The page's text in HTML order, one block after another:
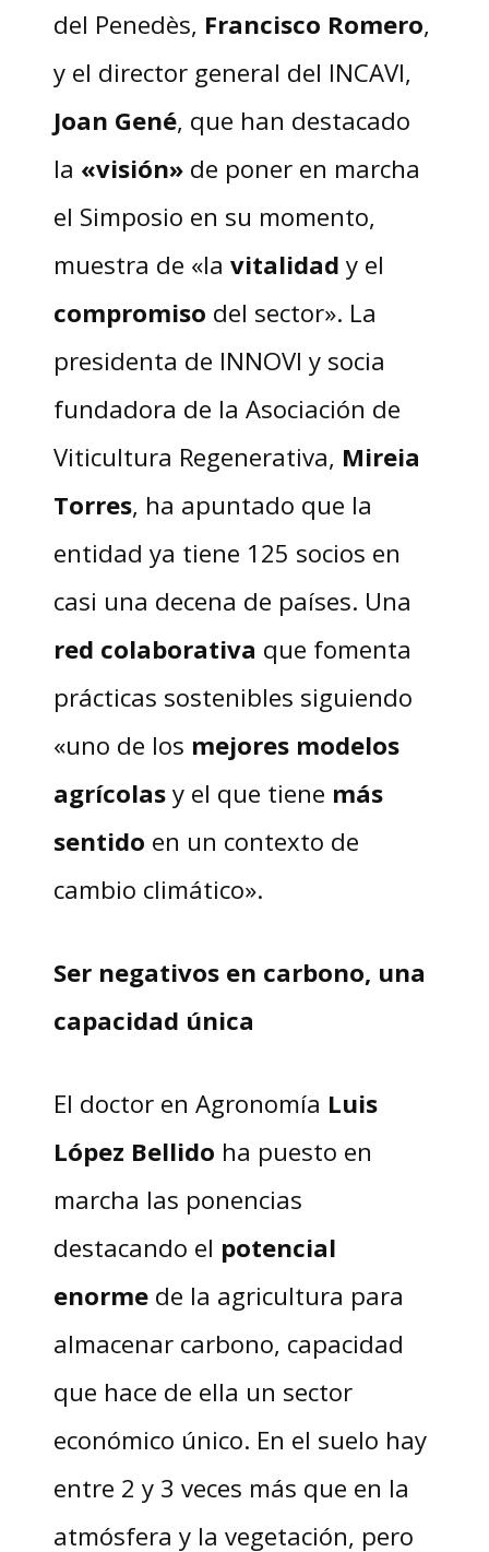
del Penedès, Francisco Romero,
y el director general del INCAVI,
Joan Gené, que han destacado
la «visión» de poner en marcha
el Simposio en su momento,
muestra de «la vitalidad y el
compromiso del sector». La
presidenta de INNOVI y socia
fundadora de la Asociación de
Viticultura Regenerativa, Mireia
Torres, ha apuntado que la
entidad ya tiene 125 socios en
casi una decena de países. Una
red colaborativa que fomenta
prácticas sostenibles siguiendo
«uno de los mejores modelos
agrícolas y el que tiene más
sentido en un contexto de
cambio climático».
Ser negativos en carbono, una
capacidad única
El doctor en Agronomía Luis
López Bellido ha puesto en
marcha las ponencias
destacando el potencial
enorme de la agricultura para
almacenar carbono, capacidad
que hace de ella un sector
económico único. En el suelo hay
entre 2 y 3 veces más que en la
atmósfera y la vegetación, pero